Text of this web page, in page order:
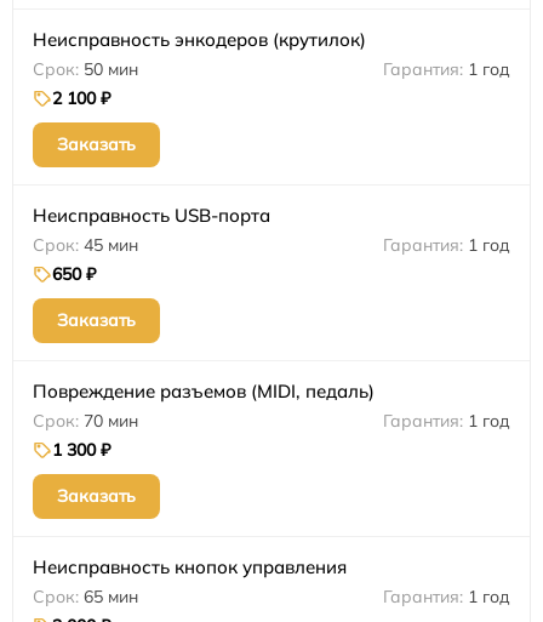
Неисправность энкодеров (крутилок)
50 мин
1 год
2 100 ₽
Заказать
Неисправность USB-порта
45 мин
1 год
650 ₽
Заказать
Повреждение разъемов (MIDI, педаль)
70 мин
1 год
1 300 ₽
Заказать
Неисправность кнопок управления
65 мин
1 год